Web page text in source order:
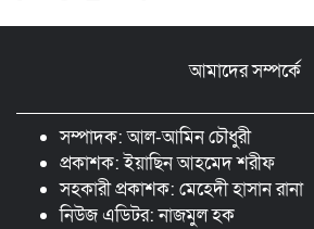
সড়ক নিরাপত্তা ও
কমলগঞ্জ শাখার
আমাদের সম্পর্কে
সম্পাদক: আল-আমিন চৌধুরী
প্রকাশক: ইয়াছিন আহমেদ শরীফ
সহকারী প্রকাশক: মেহেদী হাসান রানা
নিউজ এডিটর: নাজমুল হক